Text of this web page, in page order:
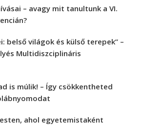
– avagy mit tanultunk a VI.
belső világok és külső terepek” –
Multidiszciplináris
is múlik! – Így csökkentheted
ahol egyetemistaként